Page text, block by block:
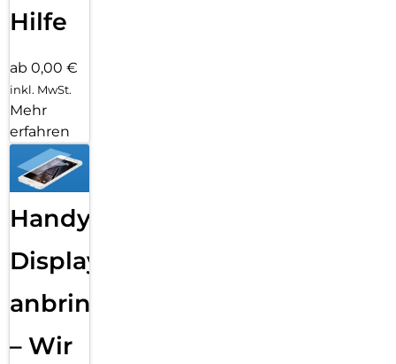
Hilfe
ab 0,00 €
inkl. MwSt.
Mehr
erfahren
Handy
Displayfolie
anbringen
– Wir